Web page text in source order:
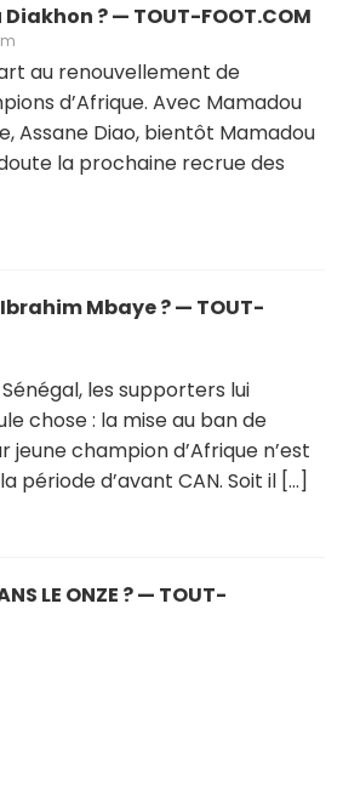
? — TOUT-FOOT.COM
au renouvellement de
d’Afrique. Avec Mamadou
Assane Diao, bientôt Mamadou
la prochaine recrue des
Mbaye ? — TOUT-
les supporters lui
chose : la mise au ban de
jeune champion d’Afrique n’est
période d’avant CAN. Soit il […]
LE ONZE ? — TOUT-